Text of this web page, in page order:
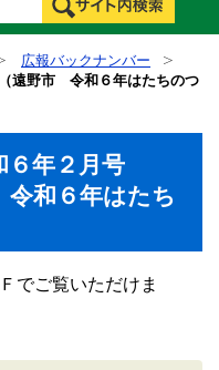
広報バックナンバー
遠野市 令和６年はたちのつ
和６年２月号
和６年はたち
でご覧いただけま